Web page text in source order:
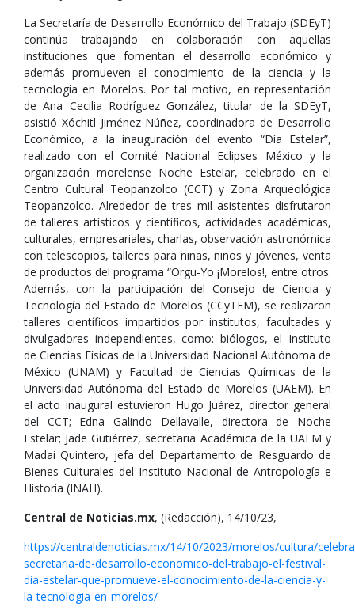
La Secretaría de Desarrollo Económico del Trabajo (SDEyT)
continúa trabajando en colaboración con aquellas
instituciones que fomentan el desarrollo económico y
además promueven el conocimiento de la ciencia y la
tecnología en Morelos. Por tal motivo, en representación
de Ana Cecilia Rodríguez González, titular de la SDEyT,
asistió Xóchitl Jiménez Núñez, coordinadora de Desarrollo
Económico, a la inauguración del evento “Día Estelar”,
realizado con el Comité Nacional Eclipses México y la
organización morelense Noche Estelar, celebrado en el
Centro Cultural Teopanzolco (CCT) y Zona Arqueológica
Teopanzolco. Alrededor de tres mil asistentes disfrutaron
de talleres artísticos y científicos, actividades académicas,
culturales, empresariales, charlas, observación astronómica
con telescopios, talleres para niñas, niños y jóvenes, venta
de productos del programa “Orgu-Yo ¡Morelos!, entre otros.
Además, con la participación del Consejo de Ciencia y
Tecnología del Estado de Morelos (CCyTEM), se realizaron
talleres científicos impartidos por institutos, facultades y
divulgadores independientes, como: biólogos, el Instituto
de Ciencias Físicas de la Universidad Nacional Autónoma de
México (UNAM) y Facultad de Ciencias Químicas de la
Universidad Autónoma del Estado de Morelos (UAEM). En
el acto inaugural estuvieron Hugo Juárez, director general
del CCT; Edna Galindo Dellavalle, directora de Noche
Estelar; Jade Gutiérrez, secretaria Académica de la UAEM y
Madai Quintero, jefa del Departamento de Resguardo de
Bienes Culturales del Instituto Nacional de Antropología e
Historia (INAH).
Central de Noticias.mx, (Redacción), 14/10/23,
https://centraldenoticias.mx/14/10/2023/morelos/cultura/
secretaria-de-desarrollo-economico-del-trabajo-el-festival-
dia-estelar-que-promueve-el-conocimiento-de-la-ciencia-y-
la-tecnologia-en-morelos/